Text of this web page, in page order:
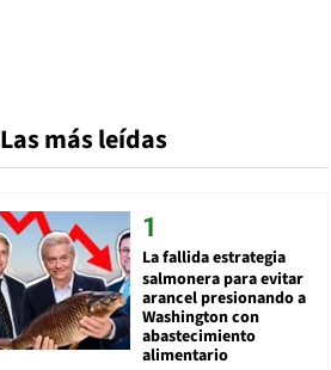
Las más leídas
La fallida estrategia
salmonera para evitar
arancel presionando a
Washington con
abastecimiento
alimentario